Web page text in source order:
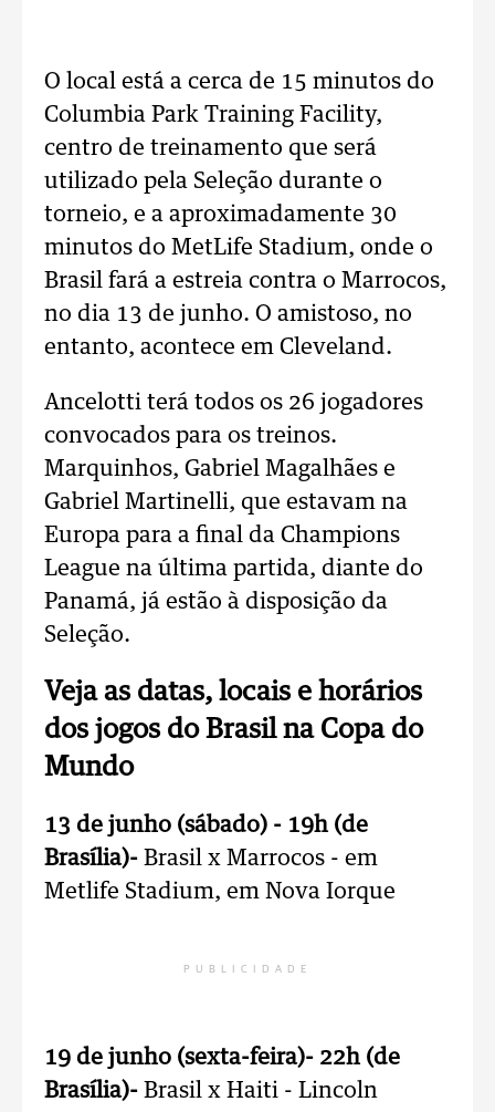
O local está a cerca de 15 minutos do
Columbia Park Training Facility,
centro de treinamento que será
utilizado pela Seleção durante o
torneio, e a aproximadamente 30
minutos do MetLife Stadium, onde o
Brasil fará a estreia contra o Marrocos,
no dia 13 de junho. O amistoso, no
entanto, acontece em Cleveland.
Ancelotti terá todos os 26 jogadores
convocados para os treinos.
Marquinhos, Gabriel Magalhães e
Gabriel Martinelli, que estavam na
Europa para a final da Champions
League na última partida, diante do
Panamá, já estão à disposição da
Seleção.
Veja as datas, locais e horários
dos jogos do Brasil na Copa do
Mundo
13 de junho (sábado) - 19h (de
Brasília)- Brasil x Marrocos - em
Metlife Stadium, em Nova Iorque
PUBLICIDADE
19 de junho (sexta-feira)- 22h (de
Brasília)- Brasil x Haiti - Lincoln